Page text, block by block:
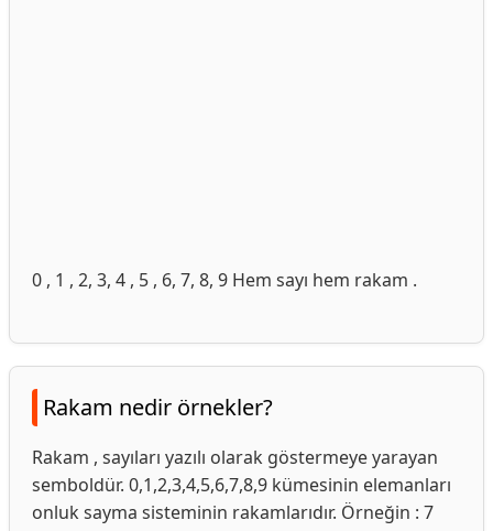
0 , 1 , 2, 3, 4 , 5 , 6, 7, 8, 9 Hem sayı hem rakam .
Rakam nedir örnekler?
Rakam , sayıları yazılı olarak göstermeye yarayan
semboldür. 0,1,2,3,4,5,6,7,8,9 kümesinin elemanları
onluk sayma sisteminin rakamlarıdır. Örneğin : 7